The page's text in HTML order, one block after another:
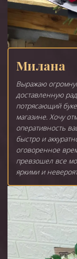
Милана
Выражаю
доставленную
потрясающий
магазине. Хочу
оперативность
быстро и
оговоренное
превзошел все
яркими и